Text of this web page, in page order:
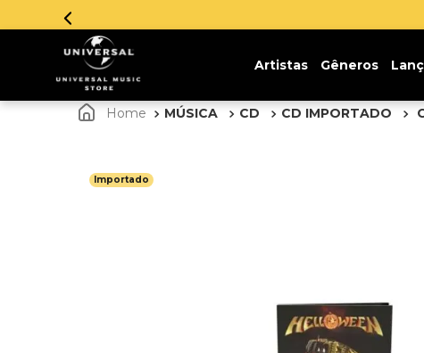
Inscreva-se
Artistas Gêneros
MÚSICA CD CD IMPORTADO
Importado